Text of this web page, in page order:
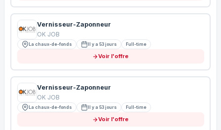
Vernisseur-Zaponneur
OK JOB
La chaux-de-fonds Il y a 53 jours Full-time
Voir l'offre
Vernisseur-Zaponneur
OK JOB
La chaux-de-fonds Il y a 53 jours Full-time
Voir l'offre